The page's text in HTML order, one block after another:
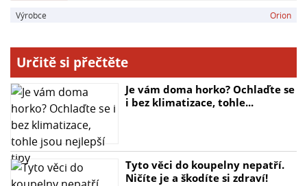
Výrobce Orion
Určitě si přečtěte
Je vám doma horko? Ochlaďte se
i bez klimatizace, tohle...
Tyto věci do koupelny nepatří.
Ničíte je a škodíte si zdraví!